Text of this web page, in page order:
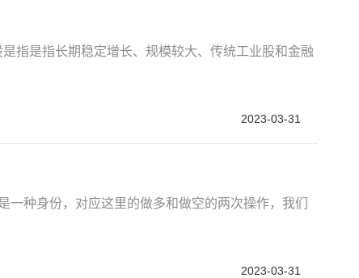
指是指长期稳定增长、规模较大、传统工业股和金融
2023-03-31
种身份，对应这里的做多和做空的两次操作，我们
2023-03-31